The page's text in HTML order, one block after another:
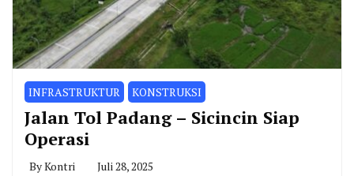
INFRASTRUKTUR KONSTRUKSI
Jalan Tol Padang – Sicincin Siap
Operasi
ByKontri Juli 28, 2025